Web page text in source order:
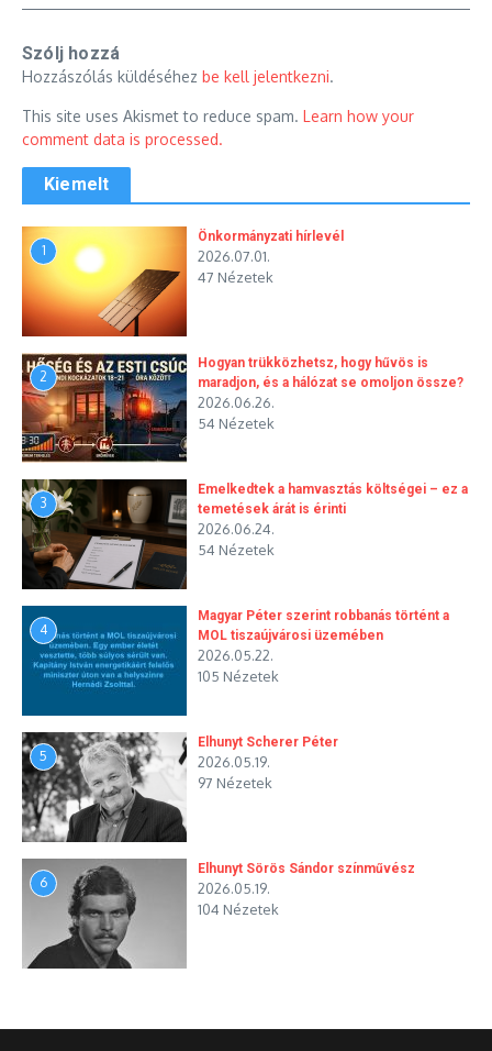
Szólj hozzá
Hozzászólás küldéséhez be kell jelentkezni.
This site uses Akismet to reduce spam. Learn how your
comment data is processed.
Kiemelt
1
Önkormányzati hírlevél
2026.07.01.
47 Nézetek
2
Hogyan trükközhetsz, hogy hűvös is
maradjon, és a hálózat se omoljon össze?
2026.06.26.
54 Nézetek
3
Emelkedtek a hamvasztás költségei – ez a
temetések árát is érinti
2026.06.24.
54 Nézetek
4
Magyar Péter szerint robbanás történt a
MOL tiszaújvárosi üzemében
2026.05.22.
105 Nézetek
5
Elhunyt Scherer Péter
2026.05.19.
97 Nézetek
6
Elhunyt Sörös Sándor színművész
2026.05.19.
104 Nézetek